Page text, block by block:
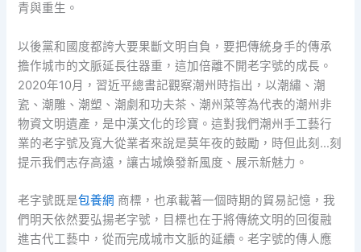
青與重生。
以後黨和國度都誇大要果斷文明自負，要把傳統身手的傳承
擔作城市的文脈延長往器重，這加倍離不開老字號的成長。
2020年10月，習近平總書記觀察潮州時指出，以潮繡、潮
瓷、潮雕、潮塑、潮劇和功夫茶、潮州菜等為代表的潮州非
物資文明遺產，是中漢文化的珍寶。這對我們潮州手工藝行
業的老字號及寬大從業者來說是莫年夜的鼓勵，時但此刻…刻
提示我們志存高遠，讓古城煥發新風度、展示新魅力。
老字號既是包養網 商標，也承載著一個時期的貿易記憶，我
們明天依然要弘揚老字號，目標也在于將傳統文明的回復融
進古代工藝中，從而完成城市文脈的延續。老字號的傳人應